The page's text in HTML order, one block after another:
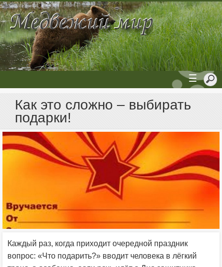
☰
Как это сложно – выбирать
подарки!
Каждый раз, когда приходит очередной праздник
вопрос: «Что подарить?» вводит человека в лёгкий